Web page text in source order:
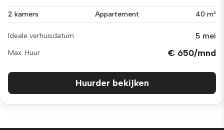
2 kamers Appartement 40 m²
Ideale verhuisdatum 5 mei
Max. Huur € 650/mnd
Huurder bekijken